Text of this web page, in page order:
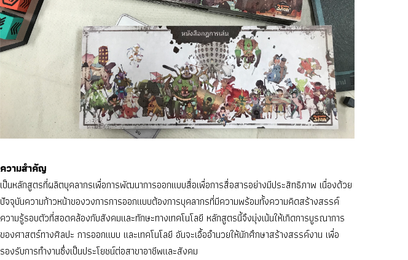
ความสำคัญ
เป็นหลักสูตรที่ผลิตบุคลากรเพื่อการพัฒนาการออกแบบสื่อเพื่อการสื่อสารอย่างมีประสิทธิภาพ เนื่องด้วย
ปัจจุบันความก้าวหน้าของวงการการออกแบบต้องการบุคลากรที่มีความพร้อมทั้งความคิดสร้างสรรค์
ความรู้รอบตัวที่สอดคล้องกับสังคมและทักษะทางเทคโนโลยี หลักสูตรนี้จึงมุ่งเน้นให้เกิดการบูรณาการ
ของศาสตร์ทางศิลปะ การออกแบบ และเทคโนโลยี อันจะเอื้ออำนวยให้นักศึกษาสร้างสรรค์งาน เพื่อ
รองรับการทำงานซึ่งเป็นประโยชน์ต่อสาขาอาชีพและสังคม